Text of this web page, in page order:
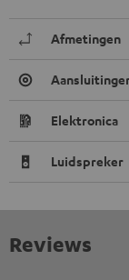
Afmetingen
Elektronica
Luidspreker
Reviews